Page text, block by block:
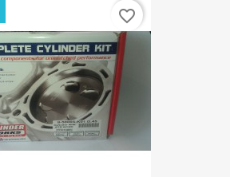
favorite_border